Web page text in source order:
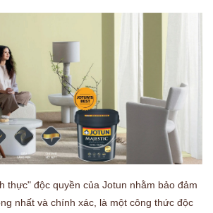
thực" độc quyền của Jotun nhằm bảo đảm
nhất và chính xác, là một công thức độc